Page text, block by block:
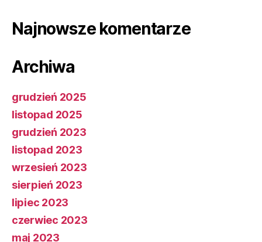
Najnowsze komentarze
Archiwa
grudzień 2025
listopad 2025
grudzień 2023
listopad 2023
wrzesień 2023
sierpień 2023
lipiec 2023
czerwiec 2023
maj 2023